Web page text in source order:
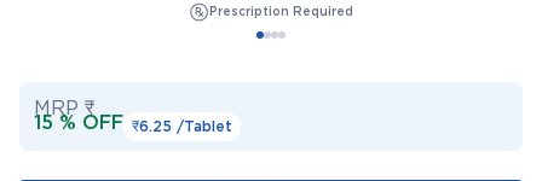
Prescription Required
MRP ₹
15 % OFF ₹6.25 /Tablet